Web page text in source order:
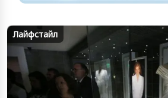
Лайфстайл